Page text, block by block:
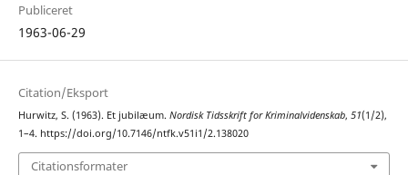
Publiceret
1963-06-29
Citation/Eksport
Hurwitz, S. (1963). Et jubilæum. Nordisk Tidsskrift for Kriminalvidenskab, 51(1/2),
1–4. https://doi.org/10.7146/ntfk.v51i1/2.138020
Citationsformater